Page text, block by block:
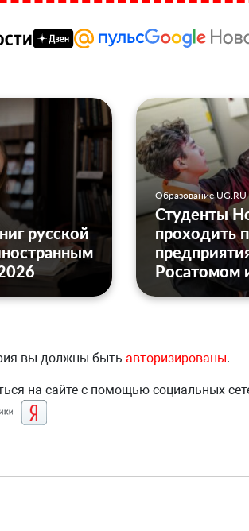
русской
Образование UG.RU
Студенты
проходить
Росатомом
вы должны быть авторизированы.
на сайте с помощью социальных